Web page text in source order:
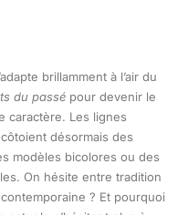
brillamment à l’air du
du passé pour devenir le
caractère. Les lignes
désormais des
modèles bicolores ou des
On hésite entre tradition
? Et pourquoi